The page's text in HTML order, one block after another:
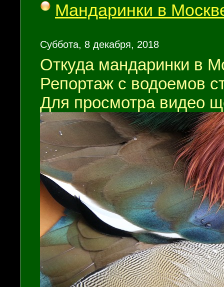
Мандаринки в
Суббота, 8 декабря, 2018
Откуда мандаринки в
Репортаж с водоемов
Для просмотра видео